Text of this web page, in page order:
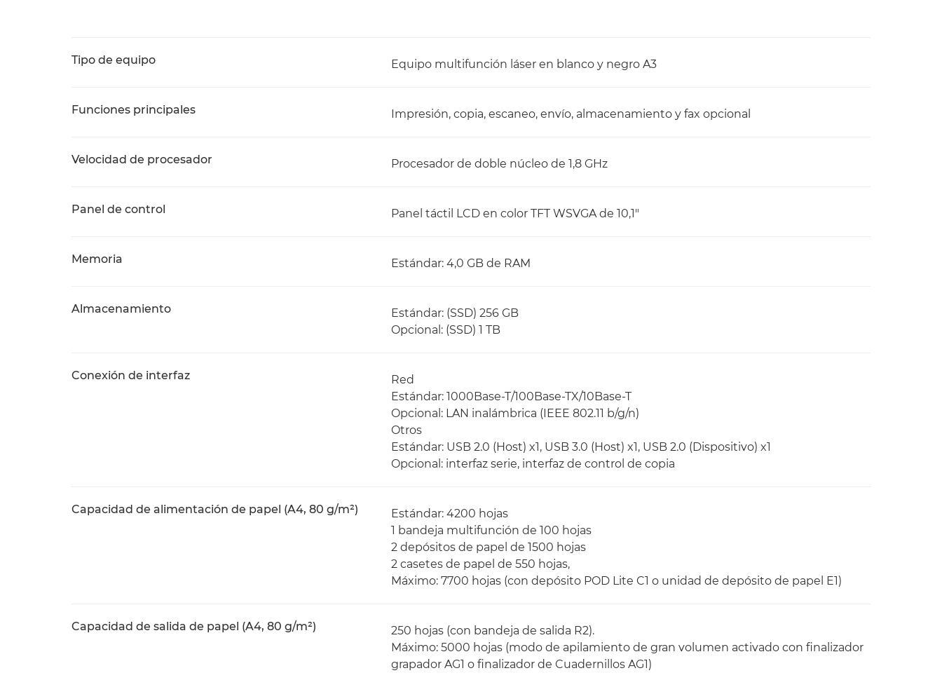
Tipo de equipo Equipo multifunción láser en blanco y negro A3
Funciones principales Impresión, copia, escaneo, envío, almacenamiento y fax opcional
Velocidad de procesador Procesador de doble núcleo de 1,8 GHz
Panel de control Panel táctil LCD en color TFT WSVGA de 10,1"
Memoria Estándar: 4,0 GB de RAM
Almacenamiento
Estándar: (SSD) 256 GB
Opcional: (SSD) 1 TB
Conexión de interfaz
Red
Estándar: 1000Base-T/100Base-TX/10Base-T
Opcional: LAN inalámbrica (IEEE 802.11 b/g/n)
Otros
Estándar: USB 2.0 (Host) x1, USB 3.0 (Host) x1, USB 2.0 (Dispositivo) x1
Opcional: interfaz serie, interfaz de control de copia
Capacidad de alimentación de papel (A4, 80 g/m²)
Estándar: 4200 hojas
1 bandeja multifunción de 100 hojas
2 depósitos de papel de 1500 hojas
2 casetes de papel de 550 hojas,
Máximo: 7700 hojas (con depósito POD Lite C1 o unidad de depósito de papel E1)
Capacidad de salida de papel (A4, 80 g/m²)
250 hojas (con bandeja de salida R2).
Máximo: 5000 hojas (modo de apilamiento de gran volumen activado con finalizador
grapador AG1 o finalizador de Cuadernillos AG1)